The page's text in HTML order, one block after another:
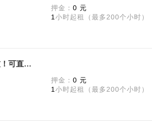
押金： 0 元
1 小时起租（最多200个小时）
《真人快打》终极版-全DLC! 商城清空-顶级体验，所有账号-已互加好友！可直接联机
押金： 0 元
1 小时起租（最多200个小时）